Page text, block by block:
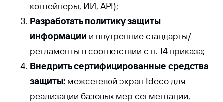
контейнеры, ИИ, API);
Разработать политику защиты
информации и внутренние стандарты/
регламенты в соответствии с п. 14 приказа;
Внедрить сертифицированные средства
защиты: межсетевой экран Ideco для
реализации базовых мер сегментации,
© ideco 2005-2026 · Все права защищены
Политика обработки персональных данных